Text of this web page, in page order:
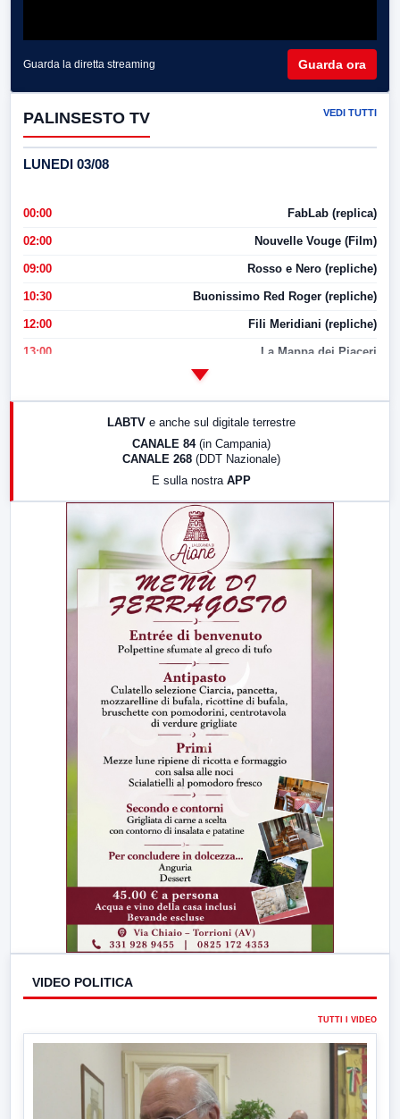
Guarda la diretta streaming Guarda ora
PALINSESTO TV VEDI TUTTI
LUNEDI 03/08
00:00 FabLab (replica)
02:00 Nouvelle Vouge (Film)
09:00 Rosso e Nero (repliche)
10:30 Buonissimo Red Roger (repliche)
12:00 Fili Meridiani (repliche)
13:00 La Mappa dei Piaceri
LABTV e anche sul digitale terrestre
CANALE 84 (in Campania)
CANALE 268 (DDT Nazionale)
E sulla nostra APP
VIDEO POLITICA
TUTTI I VIDEO